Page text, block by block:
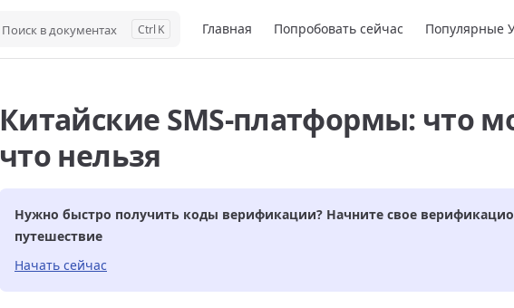
Поиск в документах K Главная Попробовать сейчас Популярные
Китайские SMS-платформы: что
что нельзя
Нужно быстро получить коды верификации? Начните свое
путешествие
Начать сейчас